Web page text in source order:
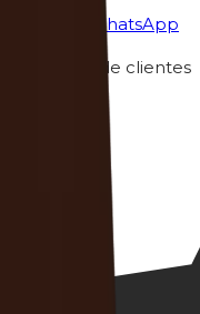
Chat por WhatsApp
Opiniones de clientes